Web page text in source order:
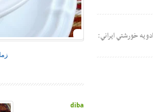
diba
خورشتي ايراني: